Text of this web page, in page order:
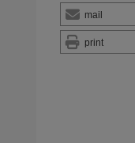
mail
print